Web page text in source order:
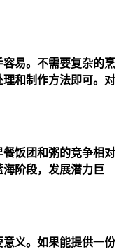
易。不需要复杂的烹
和制作方法即可。对
饭团和粥的竞争相对
阶段，发展潜力巨
义。如果能提供一份